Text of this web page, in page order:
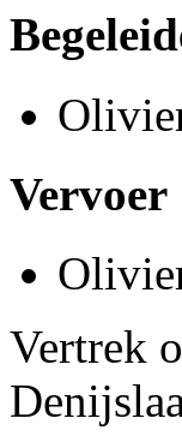
Vervoer
Vertrek